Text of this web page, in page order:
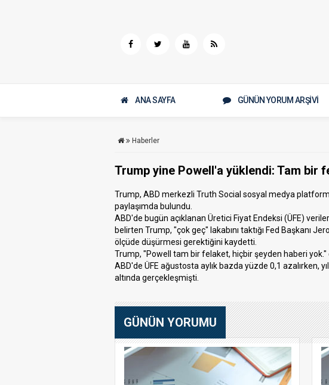
ANA SAYFA GÜNÜN YORUM ARŞİVİ
Haberler
Trump yine Powell'a yüklendi: Tam bir
Trump, ABD merkezli Truth Social sosyal medya
paylaşımda bulundu.
ABD'de bugün açıklanan Üretici Fiyat Endeksi (ÜFE)
belirten Trump, "çok geç" lakabını taktığı Fed Başkanı
ölçüde düşürmesi gerektiğini kaydetti.
Trump, "Powell tam bir felaket, hiçbir şeyden haberi
ABD'de ÜFE ağustosta aylık bazda yüzde 0,1 azalırken,
altında gerçekleşmişti.
GÜNÜN YORUMU